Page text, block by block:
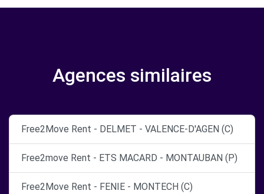
Agences similaires
Free2Move Rent - DELMET - VALENCE-D'AGEN (C)
Free2move Rent - ETS MACARD - MONTAUBAN (P)
Free2Move Rent - FENIE - MONTECH (C)